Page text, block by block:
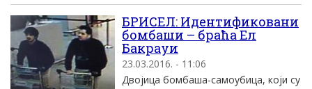
БРИСЕЛ: Идентификовани
бомбаши – браћа Ел
Бакрауи
23.03.2016. - 11:06
Двојица бомбаша-самоубица, који су